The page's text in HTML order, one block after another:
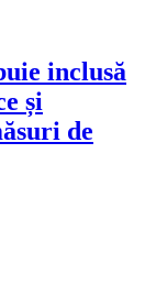
inclusă
și
de